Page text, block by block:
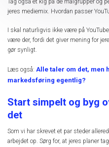
Tag også et kig på de målgrupper og
jeres mediemix. Hvordan passer
I skal naturligvis ikke være på
være der, fordi det giver mening for
gør synligt.
Læs også: Alle taler om det, men
markedsføring egentlig?
Start simpelt og byg
det
Som vi har skrevet et par steder
arbejdet op. Sørg for, at jeres planer